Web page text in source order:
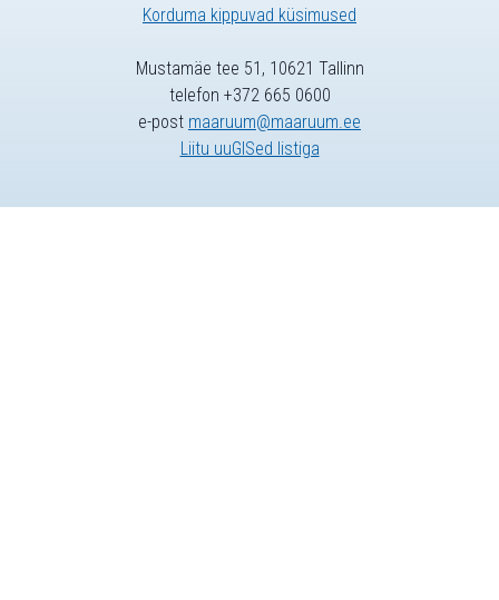
Korduma kippuvad küsimused
Mustamäe tee 51, 10621 Tallinn
telefon +372 665 0600
e-post maaruum@maaruum.ee
Liitu uuGISed listiga